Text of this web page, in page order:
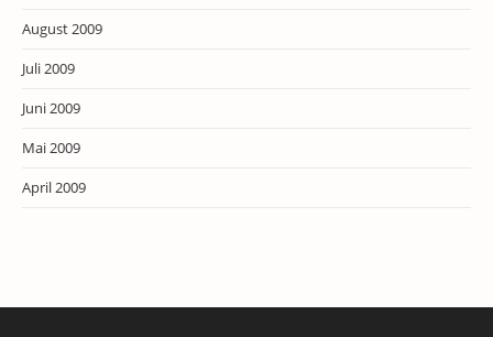
August 2009
Juli 2009
Juni 2009
Mai 2009
April 2009